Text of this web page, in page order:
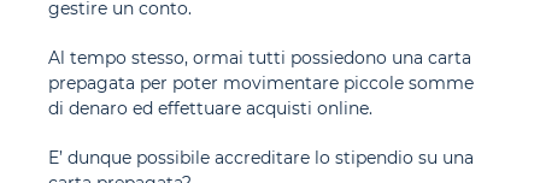
gestire un conto.
Al tempo stesso, ormai tutti possiedono una carta
prepagata per poter movimentare piccole somme
di denaro ed effettuare acquisti online.
E’ dunque possibile accreditare lo stipendio su una